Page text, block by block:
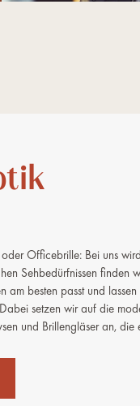
Officebrille: Bei uns
Sehbedürfnissen finden
am besten passt und
setzen wir auf die
und Brillengläser an, die